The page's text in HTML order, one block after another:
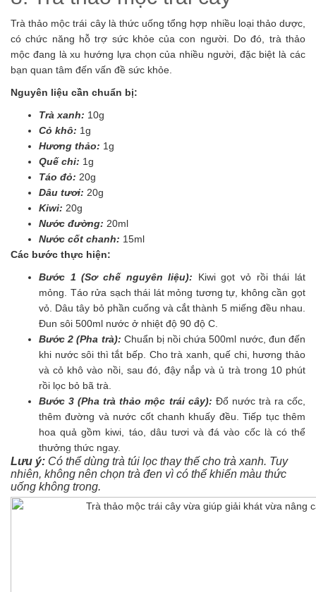
Trà thảo mộc trái cây là thức uống tổng hợp nhiều loại thảo dược,
có chức năng hỗ trợ sức khỏe của con người. Do đó, trà thảo
mộc đang là xu hướng lựa chọn của nhiều người, đặc biệt là các
bạn quan tâm đến vấn đề sức khỏe.
Nguyên liệu cần chuẩn bị:
Trà xanh: 10g
Cỏ khô: 1g
Hương thảo: 1g
Quế chi: 1g
Táo đỏ: 20g
Dâu tươi: 20g
Kiwi: 20g
Nước đường: 20ml
Nước cốt chanh: 15ml
Các bước thực hiện:
Bước 1 (Sơ chế nguyên liệu):
Kiwi gọt vỏ rồi thái lát
mỏng. Táo rửa sạch thái lát mỏng tương tự, không cần gọt
vỏ. Dâu tây bỏ phần cuống và cắt thành 5 miếng đều nhau.
Đun sôi 500ml nước ở nhiệt độ 90 độ C.
Bước 2 (Pha trà): Chuẩn bị nồi chứa 500ml nước, đun đến
khi nước sôi thì tắt bếp. Cho trà xanh, quế chi, hương thảo
và cỏ khô vào nồi, sau đó, đậy nắp và ủ trà trong 10 phút
rồi lọc bỏ bã trà.
Bước 3 (Pha trà thảo mộc trái cây): Đổ nước trà ra cốc,
thêm đường và nước cốt chanh khuấy đều. Tiếp tục thêm
hoa quả gồm kiwi, táo, dâu tươi và đá vào cốc là có thể
thưởng thức ngay.
Lưu ý: Có thể dùng trà túi lọc thay thế cho trà xanh. Tuy
nhiên, không nên chọn trà đen vì có thể khiến màu thức
uống không trong.